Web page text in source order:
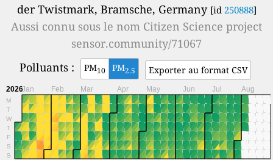
der Twistmark, Bramsche, Germany [id 250888]
Aussi connu sous le nom Citizen Science project
sensor.community/71067
Polluants :
PM10 PM2.5 Exporter au format CSV
2026
M
T
W
T
F
S
S
Jan Feb Mar Apr May Jun Jul Aug